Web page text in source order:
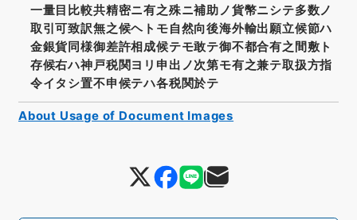
一量目比較共精密ニ有之殊ニ補助ノ貨幣ニシテ多数ノ
取引可致訳無之候ヘトモ自然向後海外輸出願立候節ハ
金銀貨同様御差許相成候テモ敢テ御不都合有之間敷ト
存候右ハ神戸税関ヨリ申出ノ次第モ有之兼テ取扱方指
令イタシ置不申候テハ各税関於テ
About Usage of Document Images